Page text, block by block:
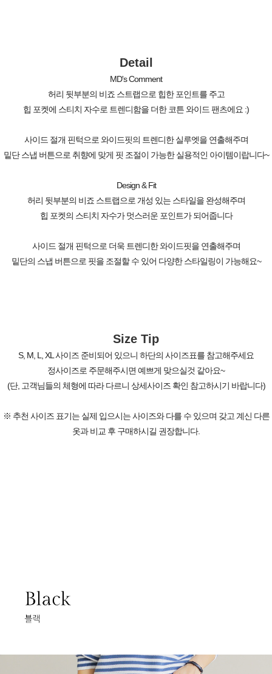
Detail
MD's Comment
허리 뒷부분의 비죠 스트랩으로 힙한 포인트를 주고
힙 포켓에 스티치 자수로 트렌디함을 더한 코튼 와이드 팬츠에요 :)
사이드 절개 핀턱으로 와이드핏의 트렌디한 실루엣을 연출해주며
밑단 스냅 버튼으로 취향에 맞게 핏 조절이 가능한 실용적인 아이템이랍니다~
Design & Fit
허리 뒷부분의 비죠 스트랩으로 개성 있는 스타일을 완성해주며
힙 포켓의 스티치 자수가 멋스러운 포인트가 되어줍니다
사이드 절개 핀턱으로 더욱 트렌디한 와이드핏을 연출해주며
밑단의 스냅 버튼으로 핏을 조절할 수 있어 다양한 스타일링이 가능해요~
Size Tip
S, M, L, XL 사이즈 준비되어 있으니 하단의 사이즈표를 참고해주세요
정사이즈로 주문해주시면 예쁘게 맞으실것 같아요~
(단, 고객님들의 체형에 따라 다르니 상세사이즈 확인 참고하시기 바랍니다)
※ 추천 사이즈 표기는 실제 입으시는 사이즈와 다를 수 있으며 갖고 계신 다른
옷과 비교 후 구매하시길 권장합니다.